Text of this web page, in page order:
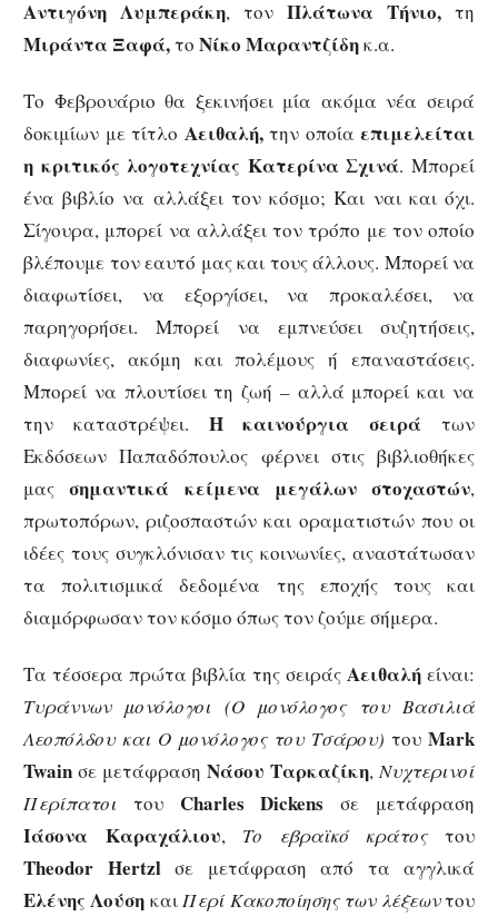
Αντιγόνη Λυμπεράκη, τον Πλάτωνα Τήνιο, τη
Μιράντα Ξαφά,το Νίκο Μαραντζίδηκ.α.
Το Φεβρουάριο θα ξεκινήσει μία ακόμα νέα σειρά
δοκιμίων με τίτλο Αειθαλή,την οποία επιμελείται
η κριτικός λογοτεχνίας Κατερίνα Σχινά. Μπορεί
ένα βιβλίο να αλλάξει τον κόσμο; Και ναι και όχι.
Σίγουρα, μπορεί να αλλάξει τον τρόπο με τον οποίο
βλέπουμε τον εαυτό μας και τους άλλους. Μπορεί να
διαφωτίσει, να εξοργίσει, να προκαλέσει, να
παρηγορήσει. Μπορεί να εμπνεύσει συζητήσεις,
διαφωνίες, ακόμη και πολέμους ή επαναστάσεις.
Μπορεί να πλουτίσει τη ζωή – αλλά μπορεί και να
την καταστρέψει. Η καινούργια σειρά των
Εκδόσεων Παπαδόπουλος φέρνει στις βιβλιοθήκες
μαςσημαντικά κείμενα μεγάλων στοχαστών,
πρωτοπόρων, ριζοσπαστών και οραματιστών που οι
ιδέες τους συγκλόνισαν τις κοινωνίες, αναστάτωσαν
τα πολιτισμικά δεδομένα της εποχής τους και
διαμόρφωσαν τον κόσμο όπως τον ζούμε σήμερα.
Τα τέσσερα πρώτα βιβλία της σειράς Αειθαλή είναι:
Τυράννων μονόλογοι (Ο μονόλογος του Βασιλιά
Λεοπόλδου και Ο μονόλογος του Τσάρου) του Mark
Twain σε μετάφραση Νάσου Ταρκαζίκη, Νυχτερινοί
Περίπατοι του Charles Dickens σε μετάφραση
Ιάσονα Καραχάλιου, Το εβραϊκό κράτοςτου
Theodor Hertzlσε μετάφραση από τα αγγλικά
Ελένης Λούση καιΠερί Κακοποίησης των λέξεωντου